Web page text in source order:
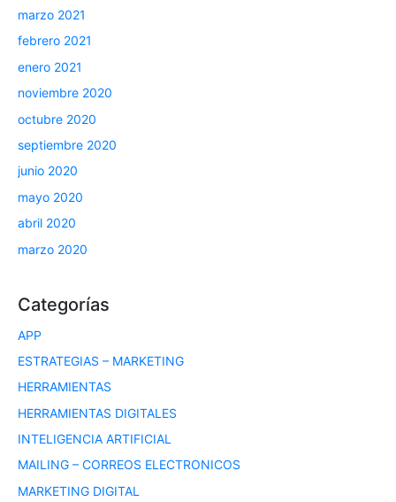
marzo 2021
febrero 2021
enero 2021
noviembre 2020
octubre 2020
septiembre 2020
junio 2020
mayo 2020
abril 2020
marzo 2020
Categorías
APP
ESTRATEGIAS – MARKETING
HERRAMIENTAS
HERRAMIENTAS DIGITALES
INTELIGENCIA ARTIFICIAL
MAILING – CORREOS ELECTRONICOS
MARKETING DIGITAL